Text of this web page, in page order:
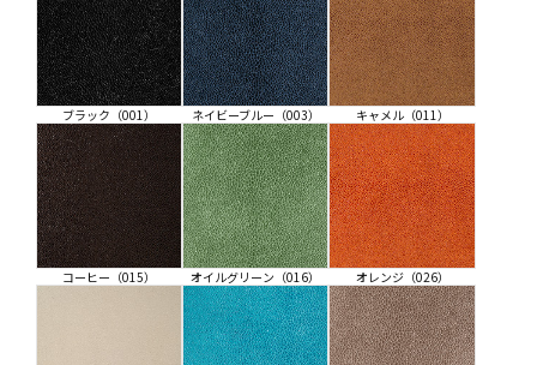
ブラック（001） ネイビーブルー（003） キャメル（011）
コーヒー（015） オイルグリーン（016） オレンジ（026）